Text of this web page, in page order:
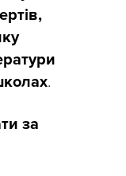
.
за